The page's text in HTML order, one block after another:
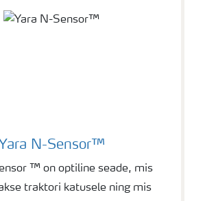
Yara N-Sensor™
™ on optiline seade, mis
traktori katusele ning mis